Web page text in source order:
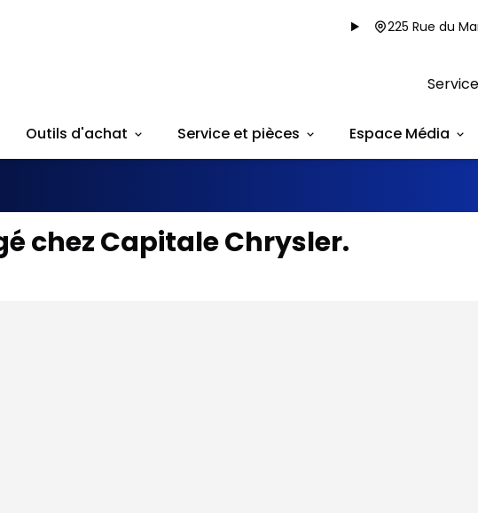
225 Rue du
Outils d'achat Service et pièces Espace Média
chez Capitale Chrysler.